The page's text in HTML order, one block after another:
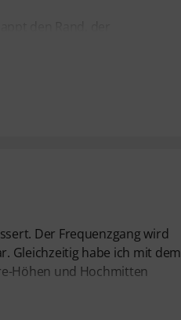
Der Frequenzgang wird
Gleichzeitig habe ich mit dem
Höhen und Hochmitten